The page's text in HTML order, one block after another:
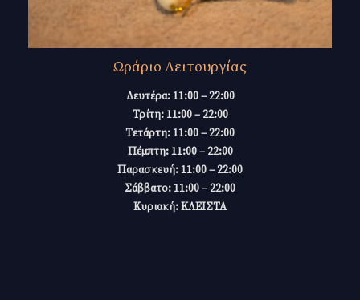
Ωράριο Λειτουργίας
Δευτέρα: 11:00 – 22:00
Τρίτη: 11:00 – 22:00
Τετάρτη: 11:00 – 22:00
Πέμπτη: 11:00 – 22:00
Παρασκευή: 11:00 – 22:00
Σάββατο: 11:00 – 22:00
Κυριακή: ΚΛΕΙΣΤΑ